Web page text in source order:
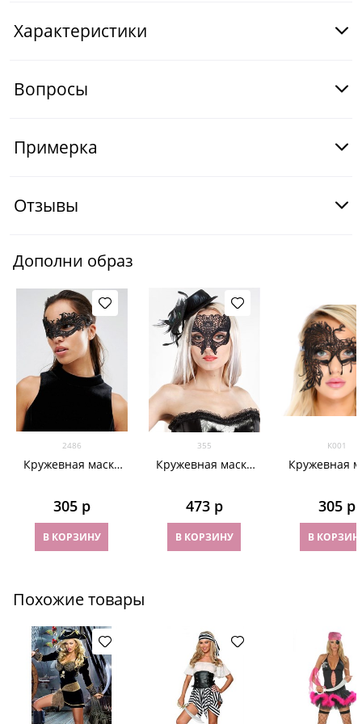
Характеристики
Вопросы
Примерка
Отзывы
Дополни образ
2486
Кружевная маска
305 р
В КОРЗИНУ
355
Кружевная маска
473 р
В КОРЗИНУ
К001
Кружевная
305 р
В
Похожие товары